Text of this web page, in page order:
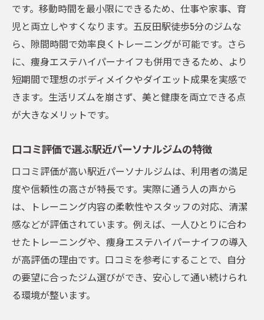
です。移動時間を最小限にできるため、仕事や家事、育
児と両立しやすくなります。五反田駅徒歩5分のジムな
ら、隙間時間で効率良くトレーニングが可能です。さら
に、痩身エステハイパーナイフも併用できるため、より
短期間で理想のボディメイクやダイエット成果を実感で
きます。生活リズムを崩さず、美と健康を両立できる点
が大きなメリットです。
口コミ評価で選ぶ駅近パーソナルジムの特徴
口コミ評価が高い駅近パーソナルジムは、利用者の満足
度や信頼性の高さが特長です。実際に通う人の声から
は、トレーニング内容の柔軟性やスタッフの対応、清潔
感などが評価されています。例えば、一人ひとりに合わ
せたトレーニングや、痩身エステハイパーナイフの導入
が高評価の理由です。口コミを参考にすることで、自分
の要望に合ったジム選びができ、安心して通い続けられ
る環境が整います。